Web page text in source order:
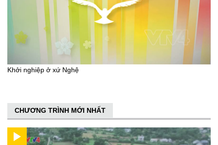
Khởi nghiệp ở xứ Nghệ
CHƯƠNG TRÌNH MỚI NHẤT